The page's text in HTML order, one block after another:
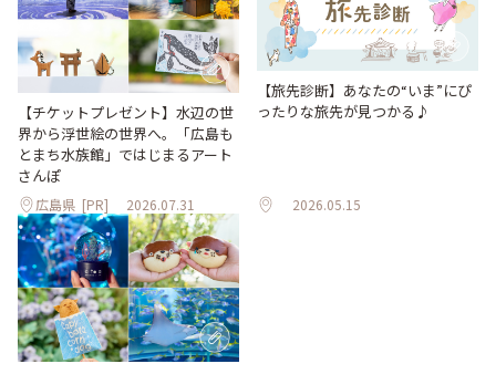
【チケットプレゼント】水辺の世
界から浮世絵の世界へ。「広島も
とまち水族館」ではじまるアート
さんぽ
広島県 [PR] 2026.07.31
【旅先診断】あなたの“いま”にぴ
ったりな旅先が見つかる♪
2026.05.15